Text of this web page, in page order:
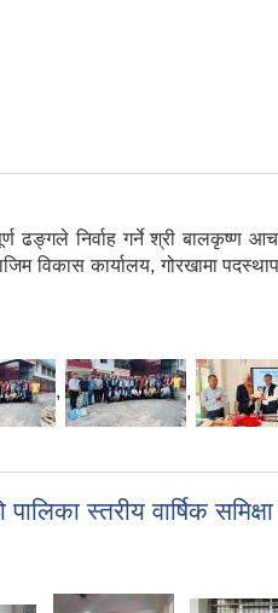
ढङ्गले निर्वाह गर्ने श्री
विकास कार्यालय, गोरखामा
, ,
स्तरीय वार्षिक